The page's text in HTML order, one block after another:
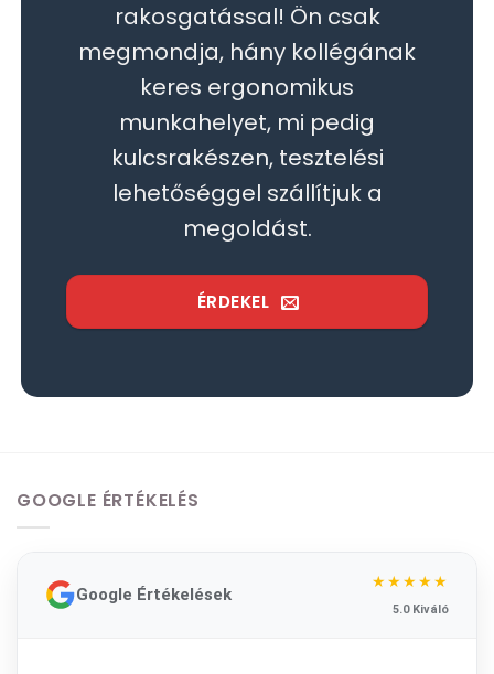
rakosgatással! Ön csak
megmondja, hány kollégának
keres ergonomikus
munkahelyet, mi pedig
kulcsrakészen, tesztelési
lehetőséggel szállítjuk a
megoldást.
ÉRDEKEL
GOOGLE ÉRTÉKELÉS
Google Értékelések
★★★★★
5.0 Kiváló